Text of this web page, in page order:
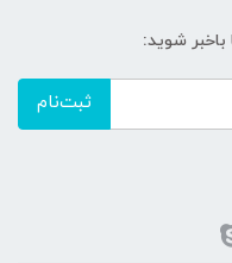
شوید:
ثبت‌نام